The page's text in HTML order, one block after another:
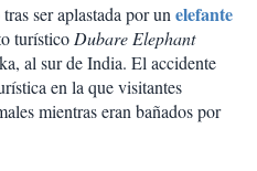
tras ser aplastada por unelefante
turísticoDubare Elephant
al sur de India. El accidente
en la que visitantes
mientras eran bañados por